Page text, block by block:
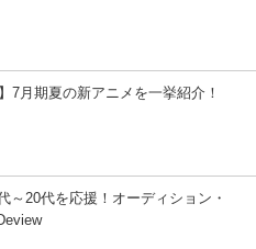
7月期夏の新アニメを一挙紹介！
～20代を応援！オーディション・